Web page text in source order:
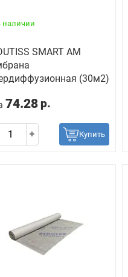
наличии
SMART AM
(30м2)
74.28 р.
Купить